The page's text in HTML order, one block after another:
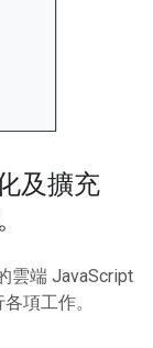
及擴充
雲端 JavaScript
項工作。